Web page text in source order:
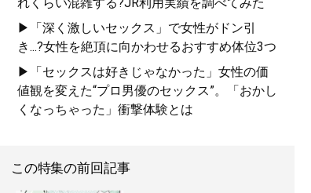
▶「深く激しいセックス」で女性がドン引
き...?女性を絶頂に向かわせるおすすめ体位3つ
▶「セックスは好きじゃなかった」女性の価
値観を変えた“プロ男優のセックス”。「おかし
くなっちゃった」衝撃体験とは
この特集の前回記事